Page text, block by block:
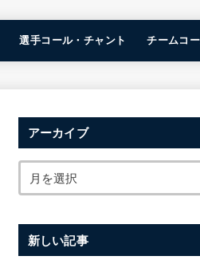
選手コール・チャント チームコ
アーカイブ
新しい記事